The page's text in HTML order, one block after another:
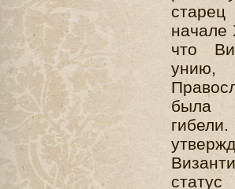
начале
что
была